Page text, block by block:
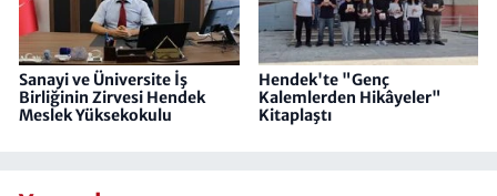
Sanayi ve Üniversite İş
Birliğinin Zirvesi Hendek
Meslek Yüksekokulu
Hendek'te "Genç
Kalemlerden Hikâyeler"
Kitaplaştı